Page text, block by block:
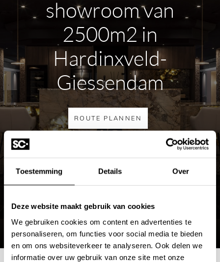
Toestemming Details Over
Deze website maakt gebruik van cookies
We gebruiken cookies om content en advertenties te
personaliseren, om functies voor social media te bieden
en om ons websiteverkeer te analyseren. Ook delen we
informatie over uw gebruik van onze site met onze
showroom van
2500m2 in
Hardinxveld-
Giessendam
ROUTE PLANNEN